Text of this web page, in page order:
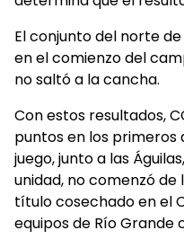
El conjunto del norte
en el comienzo del
no saltó a la cancha.
Con estos resultados,
puntos en los primeros
juego, junto a las
unidad, no comenzó
título cosechado en el
equipos de Río Grande